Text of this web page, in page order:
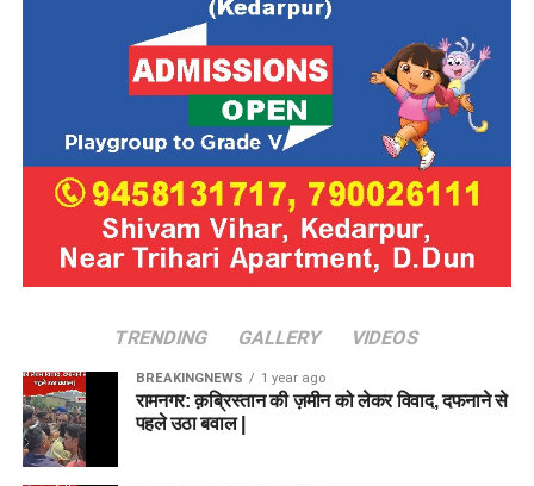
Important Links
Official Notification
Official Website
TRENDING GALLERY VIDEOS
BREAKINGNEWS 1 year ago
रामनगर: क़ब्रिस्तान की ज़मीन को लेकर विवाद, दफनाने से
पहले उठा बवाल |